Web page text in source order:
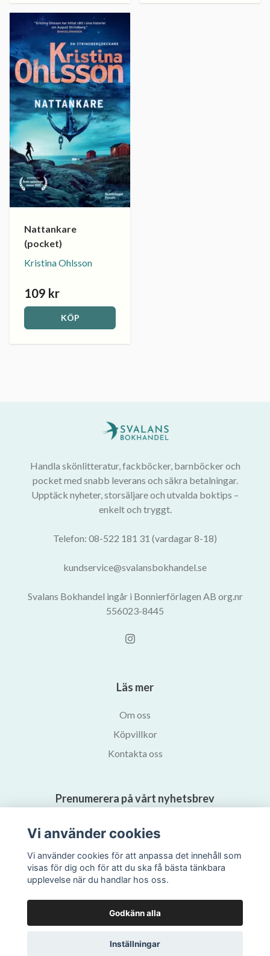
Nattankare
(pocket)
Kristina Ohlsson
109 kr
KÖP
Handla skönlitteratur, fackböcker, barnböcker och
pocket med snabb leverans och säkra betalningar.
Upptäck nyheter, storsäljare och utvalda boktips –
enkelt och tryggt.
Telefon: 08-522 181 31 (vardagar 8-18)
kundservice@svalansbokhandel.se
Svalans Bokhandel ingår i Bonnierförlagen AB org.nr
556023-8445
Läs mer
Om oss
Köpvillkor
Kontakta oss
Prenumerera på vårt nyhetsbrev
Vi använder cookies
Vi använder cookies för att anpassa det innehåll som
visas för dig och för att du ska få bästa tänkbara
upplevelse när du handlar hos oss.
Godkänn alla
Inställningar